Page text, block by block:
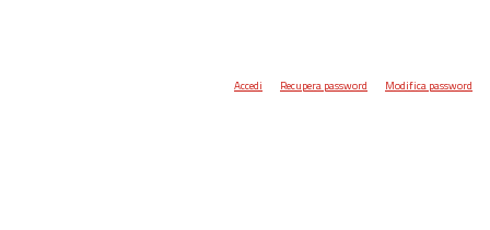
Accedi Recupera password Modifica password